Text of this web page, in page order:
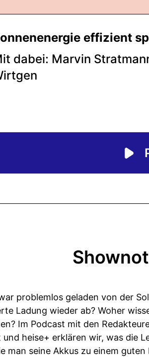
problemlos geladen von der
Ladung wieder ab? Woher
Im Podcast mit den
und heise+ erklären wir, was die
man seine Akkus zu einem